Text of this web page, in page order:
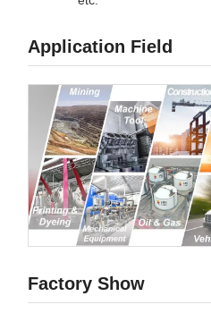
Application Field
Factory Show